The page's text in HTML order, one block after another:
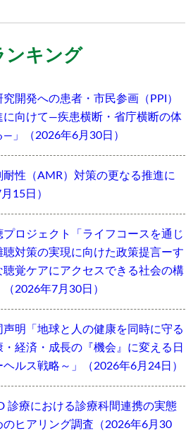
ンキング
究開発への患者・市民参画（PPI）
に向けて―疾患横断・省庁横断の体
」（2026年6月30日）
耐性（AMR）対策の更なる推進に
15日）
プロジェクト「ライフコースを通じ
対策の実現に向けた政策提言ーす
覚ケアにアクセスできる社会の構
2026年7月30日）
声明「地球と人の健康を同時に守る
・経済・成長の『機会』に変える日
ルス戦略～」（2026年6月24日）
診療における診療科間連携の実態
のヒアリング調査（2026年6月30